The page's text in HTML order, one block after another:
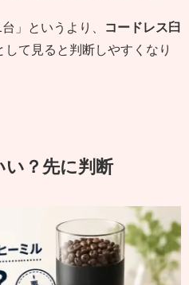
」というより、
コードレス臼
して見ると判断しやすくなり
？先に判断